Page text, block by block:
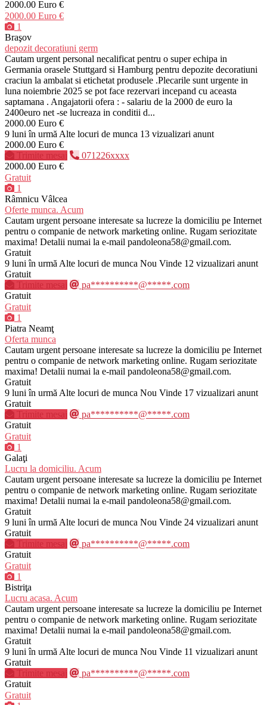
2000.00 Euro €
2000.00 Euro €
1
Braşov
depozit decoratiuni germ
Cautam urgent personal necalificat pentru o super echipa in
Germania orasele Stuttgard si Hamburg pentru depozite decoratiuni
craciun la ambalat si etichetat produsele .Plecarile sunt urgente in
luna noiembrie 2025 se pot face rezervari incepand cu aceasta
saptamana . Angajatorii ofera : - salariu de la 2000 de euro la
2400euro net -se lucreaza in conditii d...
2000.00 Euro €
9 luni în urmă Alte locuri de munca 13 vizualizari anunt
2000.00 Euro €
Trimite mesaj
071226xxxx
2000.00 Euro €
Gratuit
1
Râmnicu Vâlcea
Oferte munca. Acum
Cautam urgent persoane interesate sa lucreze la domiciliu pe Internet
pentru o companie de network marketing online. Rugam seriozitate
maxima! Detalii numai la e-mail pandoleona58@gmail.com.
Gratuit
9 luni în urmă Alte locuri de munca Nou Vinde 12 vizualizari anunt
Gratuit
Trimite mesaj
pa**********@*****.com
Gratuit
Gratuit
1
Piatra Neamţ
Oferta munca
Cautam urgent persoane interesate sa lucreze la domiciliu pe Internet
pentru o companie de network marketing online. Rugam seriozitate
maxima! Detalii numai la e-mail pandoleona58@gmail.com.
Gratuit
9 luni în urmă Alte locuri de munca Nou Vinde 17 vizualizari anunt
Gratuit
Trimite mesaj
pa**********@*****.com
Gratuit
Gratuit
1
Galaţi
Lucru la domiciliu. Acum
Cautam urgent persoane interesate sa lucreze la domiciliu pe Internet
pentru o companie de network marketing online. Rugam seriozitate
maxima! Detalii numai la e-mail pandoleona58@gmail.com.
Gratuit
9 luni în urmă Alte locuri de munca Nou Vinde 24 vizualizari anunt
Gratuit
Trimite mesaj
pa**********@*****.com
Gratuit
Gratuit
1
Bistriţa
Lucru acasa. Acum
Cautam urgent persoane interesate sa lucreze la domiciliu pe Internet
pentru o companie de network marketing online. Rugam seriozitate
maxima! Detalii numai la e-mail pandoleona58@gmail.com.
Gratuit
9 luni în urmă Alte locuri de munca Nou Vinde 11 vizualizari anunt
Gratuit
Trimite mesaj
pa**********@*****.com
Gratuit
Gratuit